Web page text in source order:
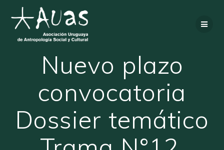
Nuevo plazo
convocatoria
Dossier temático